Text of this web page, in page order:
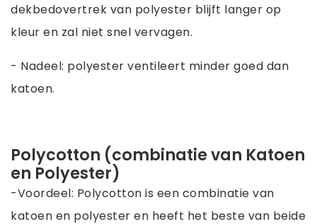
dekbedovertrek van polyester blijft langer op
kleur en zal niet snel vervagen.
- Nadeel: polyester ventileert minder goed dan
katoen.
Polycotton (combinatie van Katoen
en Polyester)
-Voordeel: Polycotton is een combinatie van
katoen en polyester en heeft het beste van beide